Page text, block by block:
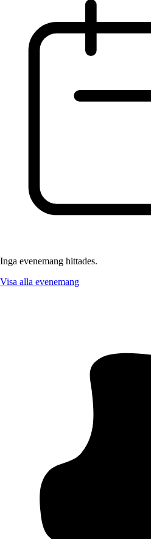
Inga evenemang hittades.
Visa alla evenemang